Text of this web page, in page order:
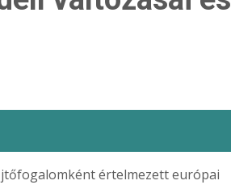
értelmezett európai